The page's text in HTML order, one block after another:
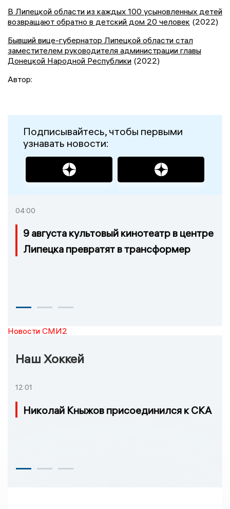
В Липецкой области из каждых 100 усыновленных детей
возвращают обратно в детский дом 20 человек (2022)
Бывший вице-губернатор Липецкой области стал
заместителем руководителя администрации главы
Донецкой Народной Республики (2022)
Автор:
Подписывайтесь, чтобы первыми
узнавать новости:
04:00
9 августа культовый кинотеатр в центре
Липецка превратят в трансформер
Новости СМИ2
Наш Хоккей
12:01
Николай Кныжов присоединился к СКА